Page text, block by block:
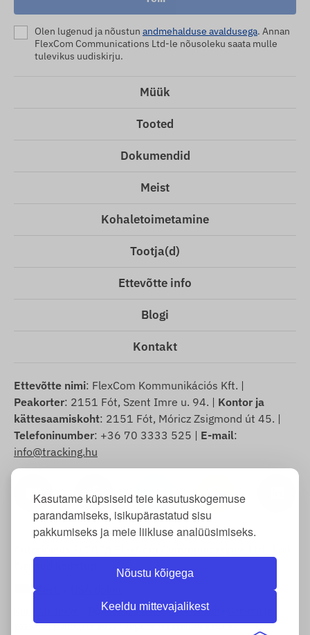
Kasutame küpsiseid teie kasutuskogemuse
parandamiseks, isikupärastatud sisu
pakkumiseks ja meie liikluse analüüsimiseks.
Nõustu kõigega
Keeldu mittevajalikest
Olen lugenud ja nõustun andmehalduse avaldusega. Annan
FlexCom Communications Ltd-le nõusoleku saata mulle
tulevikus uudiskirju.
Müük
Tooted
Dokumendid
Meist
Kohaletoimetamine
Tootja(d)
Ettevõtte info
Blogi
Kontakt
Ettevõtte nimi: FlexCom Kommunikációs Kft. |
Peakorter: 2151 Fót, Szent Imre u. 94. | Kontor ja
kättesaamiskoht: 2151 Fót, Móricz Zsigmond út 45. |
Telefoninumber: +36 70 3333 525 | E-mail:
info@tracking.hu
Tagastuspoliitika-Impressum
vastutus puuduste eest-Taganemisavalduse näidis-